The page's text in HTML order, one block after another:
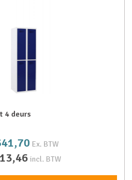
4 deurs
Ex. BTW
incl. BTW